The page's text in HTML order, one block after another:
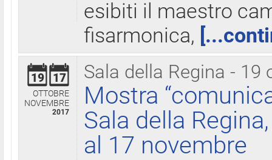
esibiti il maestro
fisarmonica,
Sala della Regina - 19
19 17
OTTOBRE
NOVEMBRE
2017
Mostra
Sala della
al 17 novembre